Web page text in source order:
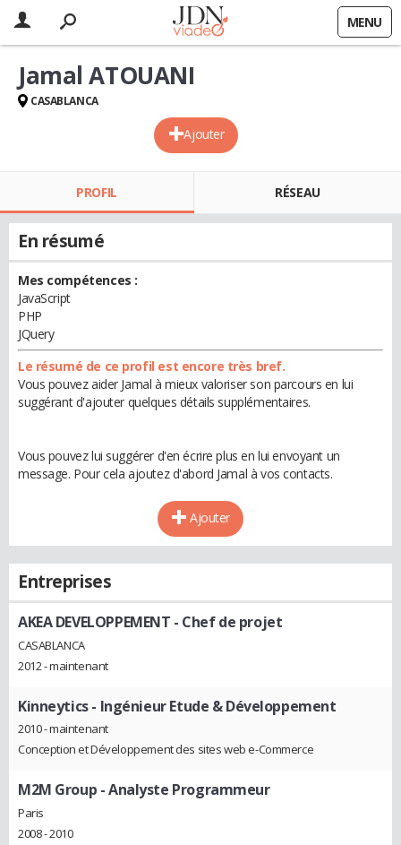
MENU
Ajouter
Jamal ATOUANI
CASABLANCA
PROFIL RÉSEAU
En résumé
Mes compétences :
JavaScript
PHP
JQuery
Le résumé de ce profil est encore très bref.
Vous pouvez aider Jamal à mieux valoriser son parcours en lui
suggérant d'ajouter quelques détails supplémentaires.
Vous pouvez lui suggérer d'en écrire plus en lui envoyant un
message. Pour cela ajoutez d'abord Jamal à vos contacts.
Ajouter
Entreprises
AKEA DEVELOPPEMENT - Chef de projet
CASABLANCA
2012 - maintenant
Kinneytics- Ingénieur Etude & Développement
2010 - maintenant
Conception et Développement des sites web e-Commerce
M2M Group - Analyste Programmeur
Paris
2008 - 2010